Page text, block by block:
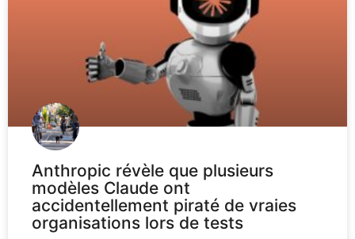
Anthropic révèle que plusieurs
modèles Claude ont
accidentellement piraté de vraies
organisations lors de tests